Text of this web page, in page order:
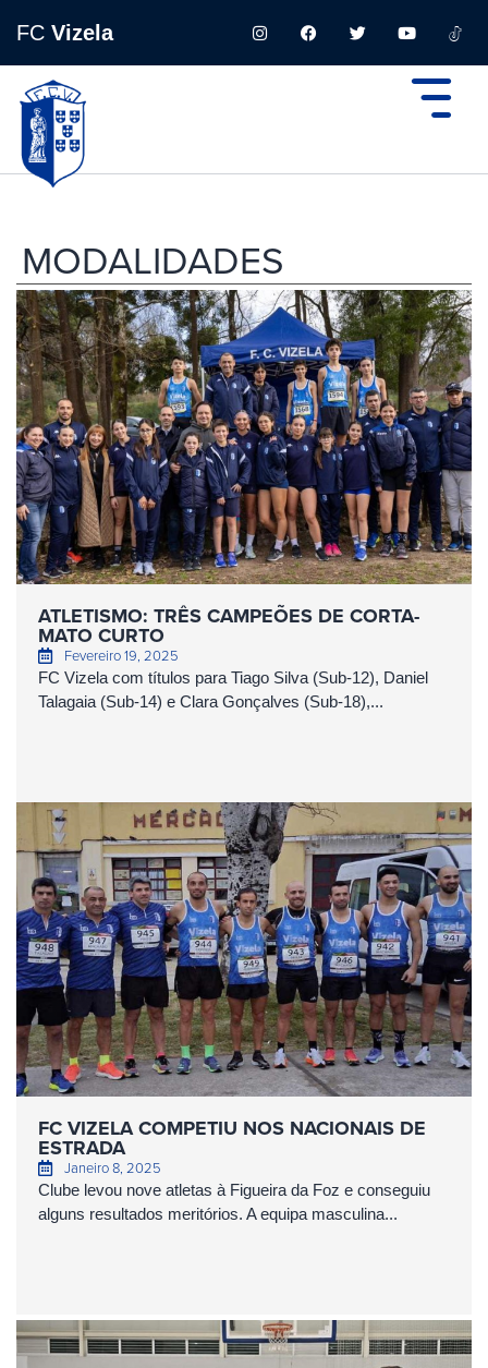
FC Vizela
MODALIDADES
ATLETISMO: TRÊS CAMPEÕES DE CORTA-
MATO CURTO
Fevereiro 19, 2025
FC Vizela com títulos para Tiago Silva (Sub-12), Daniel
Talagaia (Sub-14) e Clara Gonçalves (Sub-18),...
FC VIZELA COMPETIU NOS NACIONAIS DE
ESTRADA
Janeiro 8, 2025
Clube levou nove atletas à Figueira da Foz e conseguiu
alguns resultados meritórios. A equipa masculina...